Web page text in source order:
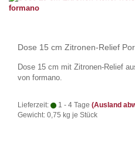
Dose 15 cm Zitronen-Relief
Dose 15 cm mit Zitronen-Relief
von formano.
Lieferzeit: 1 - 4 Tage (Ausland
Gewicht: 0,75 kg je Stück